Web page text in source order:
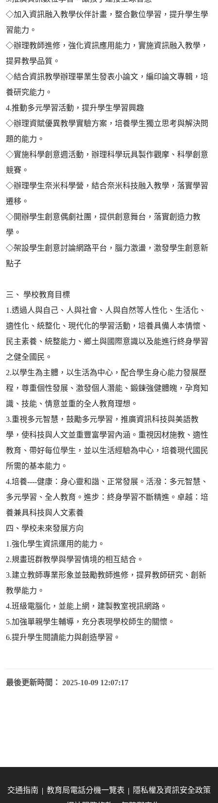
◇加入資訊融入教學伙伴計畫，整合數位學習，提升學生學
習能力。
◇辦理教師進修，強化資訊應用能力，實施資訊融入教學，
提昇教學品質。
◇結合資訊教學辦理畢業生發表小論文，編印論文專輯，培
養研究能力。
4.推動多元學習活動，提升學生學習興趣
◇辦理資賦優異教學實驗方案，培養學生獨立思考與解決問
題的能力。
◇實施科學創意週活動，辦理科學玩具製作觀摩、科學創意
競賽。
◇辦理學生奈米科學營，結合奈米科技融入教學，落實學習
遷移。
◇開辦學生創意偶劇社團，提供創意舞台，落實創造力教
學。
◇架設學生創意討論網路平台，腦力激盪，激發學生創意新
點子
三、 學校教育目標
1.透過人與自己、人與社會、人與自然等人性化、生活化、
適性化、統整化、現代化的學習活動，培養具備人本情懷、
民主素養、統整能力、鄉土與國際意識以及能進行終身學習
之健全國民。
2.以學生為主體，以生活為中心，配合學生身心能力發展歷
程，尊重個性發展、激發個人潛能、鍛鍊強健體魄，孕育知
識、技能、情意並重的全人教育理想。
3.重視多元智慧，鼓勵多元學習，推廣資訊科技與美語教
學，使科技與人文並重豐富學習內涵。重視因材施教、適性
教育、帶好每位學生，並以生活經驗為中心，培養現代國民
所需的基本能力。
4.培養----健康：身心靈和諧、正常發展。活潑：多元智慧、
多元學習、全人教育。進步：終身學習不斷精進。卓越：培
養兼具科技與人文素養
四、學校未來發展方向
1.強化學生資訊運用的能力。
2.規畫班群教學與學習情境的相互結合。
3.建立教師專業形象並鼓勵教師進修，提昇教師研究、創新
教學能力。
4.班級電腦化，並能上網，建製教室視訊網路。
5.加強單親學生輔導，充分表現學校師生的關懷。
6.提升學生閱讀能力與創造學習。
最後更新時間： 2025-10-09 12:07:17
交通指南 教育局電話分機一覽表
隱私權及資訊安全政策